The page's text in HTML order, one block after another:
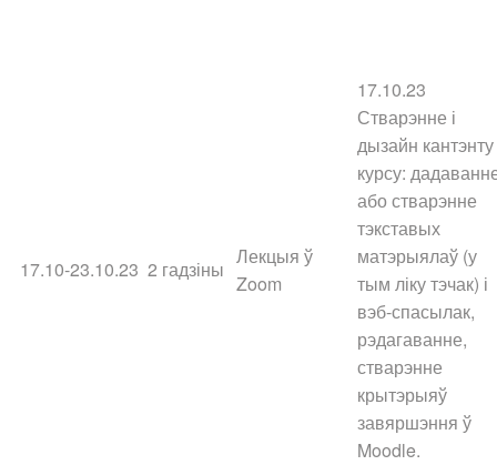
17.10-23.10.23 2 гадзіны
Лекцыя ў
Zoom
17.10.23
Стварэнне і
дызайн кантэнту
курсу:
або стварэнне
тэкставых
матэрыялаў (у
тым ліку тэчак) і
вэб-спасылак,
рэдагаванне,
стварэнне
крытэрыяў
завяршэння ў
Moodle.